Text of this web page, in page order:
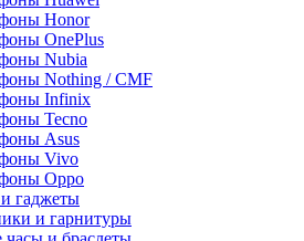
Honor
OnePlus
Nubia
Nothing / CMF
Infinix
Tecno
Asus
Vivo
Oppo
гаджеты
и гарнитуры